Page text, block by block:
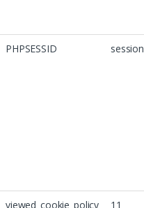
PHPSESSID session
viewed_cookie_policy
11